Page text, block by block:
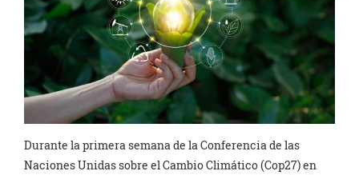
Durante la primera semana de la Conferencia de las
Naciones Unidas sobre el Cambio Climático (Cop27) en